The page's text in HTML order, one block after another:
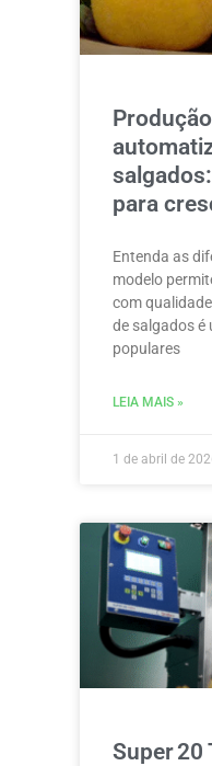
para
Entenda as
modelo
com
de salgados é
populares
LEIA MAIS »
1 de abril de
Super 20